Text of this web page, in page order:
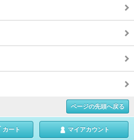
ページの先頭へ戻る
カート マイアカウント